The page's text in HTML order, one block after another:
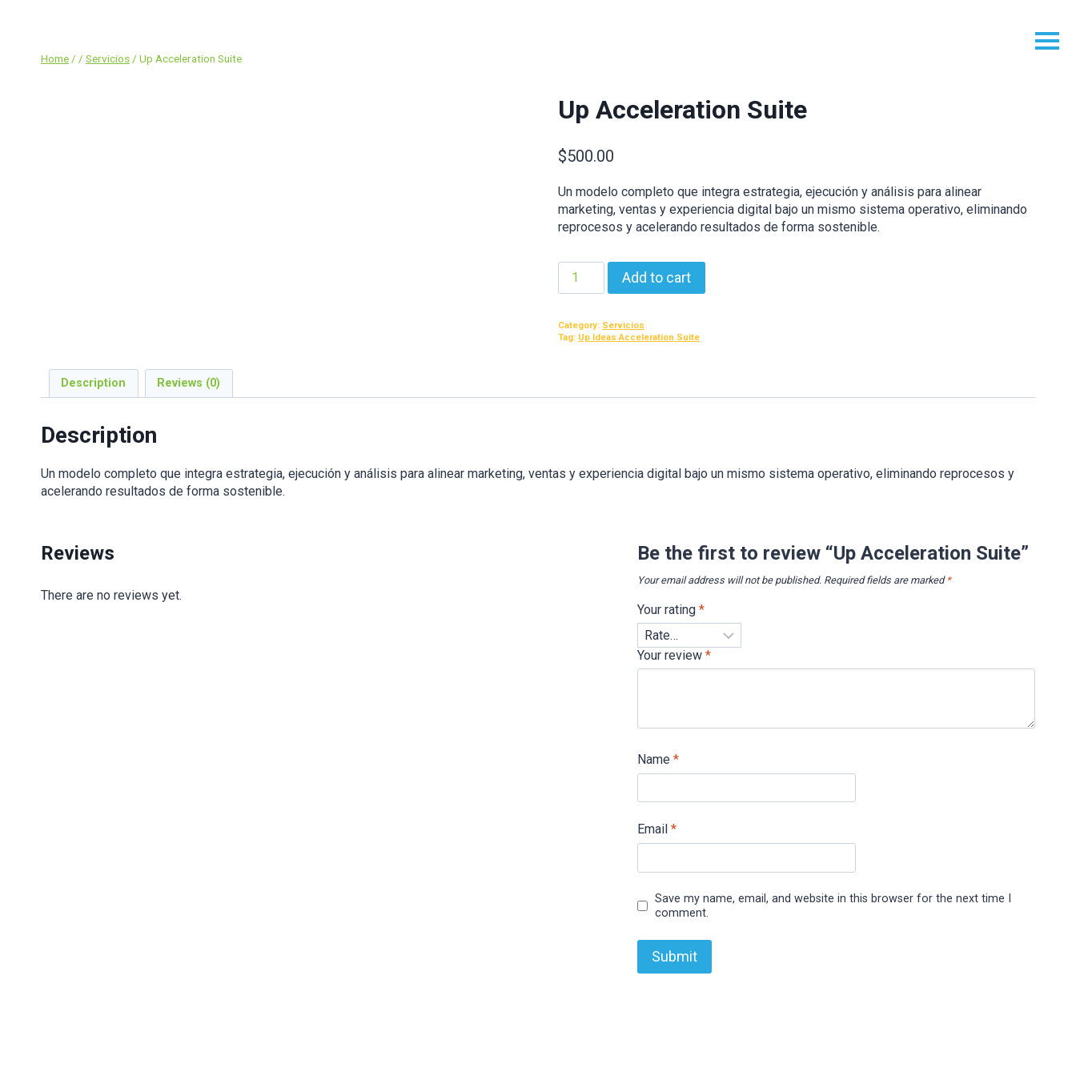
Home / / Servicios / Up Acceleration Suite
Up Acceleration Suite
$500.00
Un modelo completo que integra estrategia, ejecución y análisis para alinear
marketing, ventas y experiencia digital bajo un mismo sistema operativo, eliminando
reprocesos y acelerando resultados de forma sostenible.
Acceleration
quantity
Add to cart
Category: Servicios
Tag: Up Ideas Acceleration Suite
Description Reviews (0)
Description
Un modelo completo que integra estrategia, ejecución y análisis para alinear marketing, ventas y experiencia digital bajo un mismo sistema operativo, eliminando reprocesos y
acelerando resultados de forma sostenible.
Reviews
There are no reviews yet.
Be the first to review “Up Acceleration Suite”
Your email address will not be published. Required fields are marked *
Your rating*
Your review*
Name*
Email*
Save my name, email, and website in this browser for the next time I
comment.